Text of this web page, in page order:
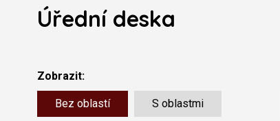
Úřední deska
Zobrazit:
Bez oblastí S oblastmi